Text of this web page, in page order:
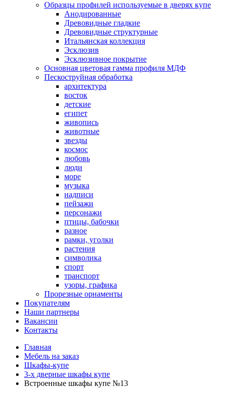
Образцы профилей используемые в дверях купе
Анодированные
Древовидные гладкие
Древовидные структурные
Итальянская коллекция
Эсклюзив
Эсклюзивное покрытие
Основная цветовая гамма профиля МДФ
Пескоструйная обработка
архитектура
восток
детские
египет
живопись
животные
звезды
космос
любовь
люди
море
музыка
надписи
пейзажи
персонажи
птицы, бабочки
разное
рамки, уголки
растения
символика
спорт
транспорт
узоры, графика
Прорезные орнаменты
Покупателям
Наши партнеры
Вакансии
Контакты
Главная
Мебель на заказ
Шкафы-купе
3-х дверные шкафы купе
Встроенные шкафы купе №13